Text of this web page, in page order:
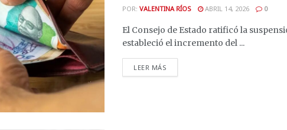
POR: VALENTINA RÍOS ABRIL 14, 2026 0
El Consejo de Estado ratificó la
estableció el incremento del ...
LEER MÁS